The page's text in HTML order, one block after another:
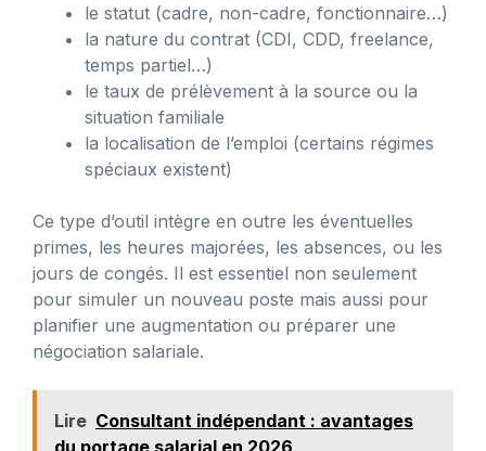
le statut (cadre, non-cadre, fonctionnaire…)
la nature du contrat (CDI, CDD, freelance,
temps partiel…)
le taux de prélèvement à la source ou la
situation familiale
la localisation de l’emploi (certains régimes
spéciaux existent)
Ce type d’outil intègre en outre les éventuelles
primes, les heures majorées, les absences, ou les
jours de congés. Il est essentiel non seulement
pour simuler un nouveau poste mais aussi pour
planifier une augmentation ou préparer une
négociation salariale.
Lire Consultant indépendant : avantages